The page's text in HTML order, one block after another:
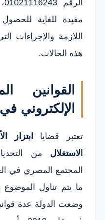
مفيدة للغاية
اللازمة والإجراءات
هذه الحالات.
القوانين
الإلكتروني
تعتبر قضايا
ابتزاز
الاستغلال من
المجتمع المصري في
ما يتم تناول
وضعت الدولة عدة